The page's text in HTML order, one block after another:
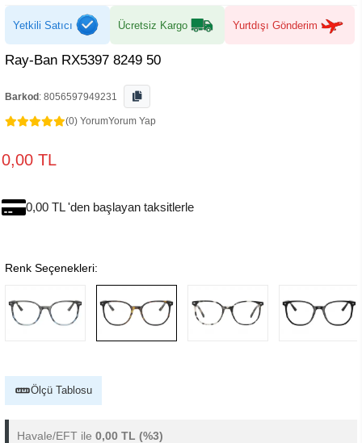
Yetkili Satıcı Ücretsiz Kargo Yurtdışı Gönderim
Ray-Ban RX5397 8249 50
Barkod : 8056597949231
(0) YorumYorum Yap
0,00 TL
0,00 TL 'den başlayan taksitlerle
Renk Seçenekleri:
Ölçü Tablosu
Havale/EFT ile 0,00 TL (%3)